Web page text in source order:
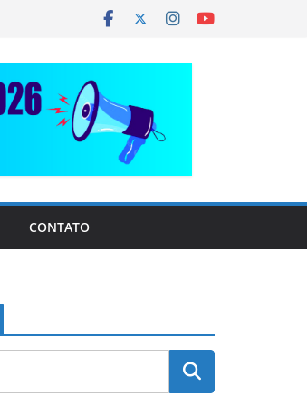
CONTATO